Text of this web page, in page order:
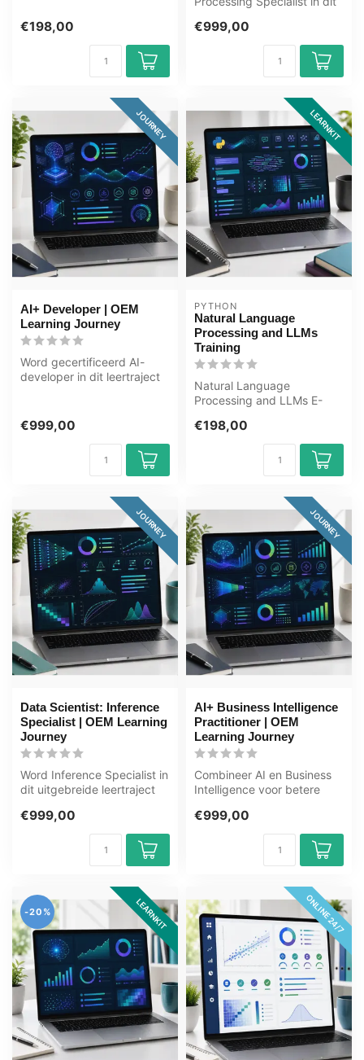
€198,00
1...
€999,00
JOURNEY
AI+ Developer | OEM
Learning Journey
Word gecertificeerd AI-
developer in dit leertraject
€999,00
LEARNKIT
PYTHON
Natural Language
Processing and LLMs
Training
Natural Language
Processing and LLMs E-
Gecertificeerde docente...
€198,00
JOURNEY
Data Scientist: Inference
Specialist | OEM Learning
Journey
Word Inference Specialist in
dit uitgebreide leertraject
€999,00
JOURNEY
AI+ Business Intelligence
Practitioner | OEM
Learning Journey
Combineer AI en Business
Intelligence voor betere
leertraje...
€999,00
LEARNKIT
-20% ONLINE 24/7